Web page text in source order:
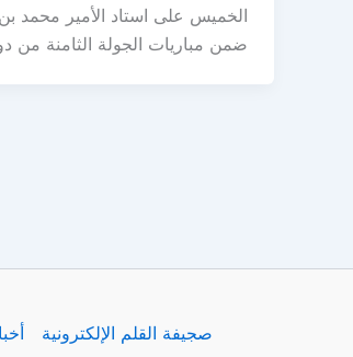
الخميس على استاد الأمير محمد بن
ضمن مباريات الجولة الثامنة من
صجيفة القلم الإلكترونية